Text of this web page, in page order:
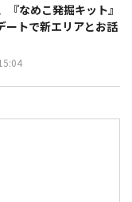
『なめこ発掘キット』
ートで新エリアとお話